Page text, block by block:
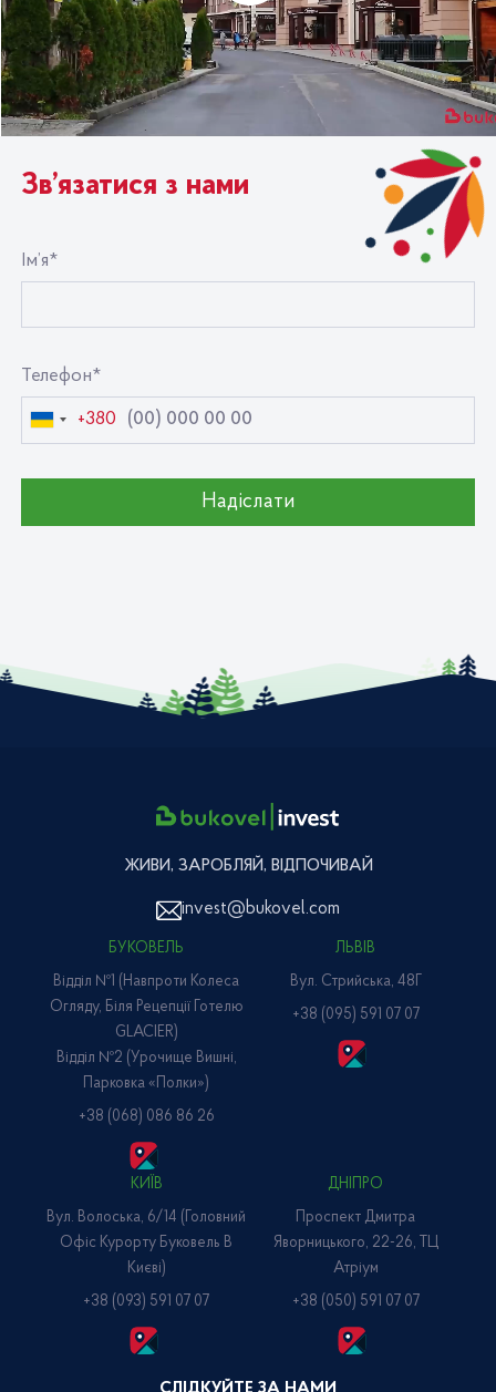
Зв’язатися з нами
Ім’я*
Україна
+380
+380
Телефон*
Надіслати
ЖИВИ, ЗАРОБЛЯЙ, ВІДПОЧИВАЙ
invest@bukovel.com
БУКОВЕЛЬ
Відділ №1 (навпроти Колеса
Огляду, Біля Рецепції Готелю
GLACIER)
Відділ №2 (Урочище Вишні,
Парковка «Полки»)
+38 (068) 086 86 26
ЛЬВІВ
Вул. Стрийська, 48Г
+38 (095) 591 07 07
КИЇВ
Вул. Волоська, 6/14 (головний
Офіс Курорту Буковель В
Києві)
+38 (093) 591 07 07
ДНІПРО
Проспект Дмитра
Яворницького, 22-26, ТЦ
Атріум
+38 (050) 591 07 07